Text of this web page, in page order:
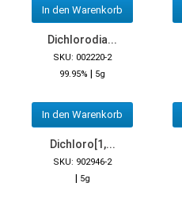
In den Warenkorb
Dichlorodia...
SKU: 002220-2
99.95% | 5g
In den Warenkorb
Dichloro[1,...
SKU: 902946-2
| 5g